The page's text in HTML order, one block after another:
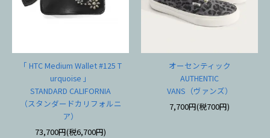
「 HTC Medium Wallet #125 T
urquoise 」
STANDARD CALIFORNIA
（スタンダードカリフォルニ
ア）
73,700円(税6,700円)
オーセンティック
AUTHENTIC
VANS（ヴァンズ）
7,700円(税700円)